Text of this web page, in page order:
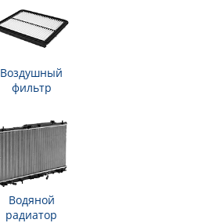
Воздушный
фильтр
Водяной
радиатор